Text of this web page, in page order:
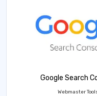
Google Search
Webmaster